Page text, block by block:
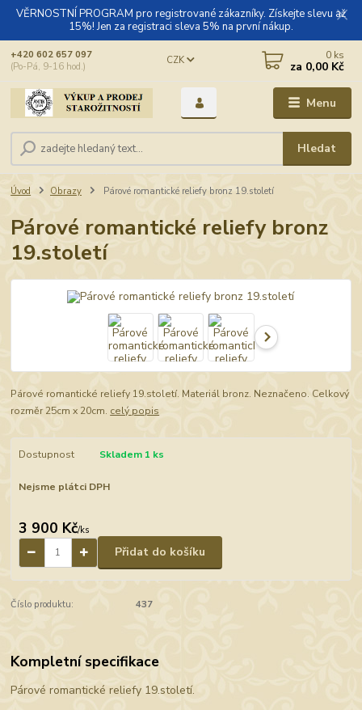
VĚRNOSTNÍ PROGRAM pro registrované zákazníky. Získejte slevu až
15%! Jen za registraci sleva 5% na první nákup.
Menu
CZK
Hledat
+420 602 657 097
(Po-Pá, 9-16 hod.)
0 ks
za 0,00 Kč
Úvod Obrazy Párové romantické reliefy bronz 19.století
Párové romantické reliefy bronz
19.století
Párové romantické reliefy 19.století. Materiál bronz. Neznačeno. Celkový
rozměr 25cm x 20cm. celý popis
Dostupnost Skladem 1 ks
Nejsme plátci DPH
3 900 Kč/ks
Přidat do košíku
Číslo produktu: 437
Kompletní specifikace
Párové romantické reliefy 19.století.